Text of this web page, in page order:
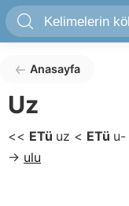
Anasayfa
Uz
<< ETü uz < ETü u-
→ ulu